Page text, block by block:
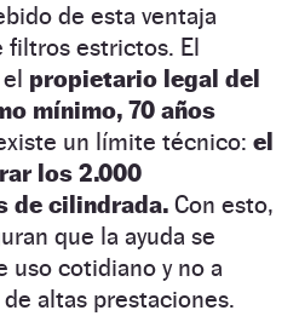
de esta ventaja
filtros estrictos. El
propietario legal del
mínimo, 70 años
un límite técnico: el
los 2.000
de cilindrada. Con esto,
que la ayuda se
uso cotidiano y no a
altas prestaciones.